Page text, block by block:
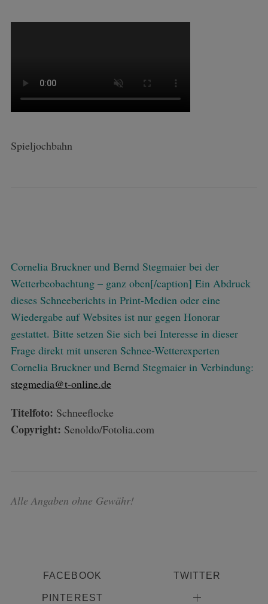
Spieljochbahn
Cornelia Bruckner und Bernd Stegmaier bei der
Wetterbeobachtung – ganz oben[/caption] Ein Abdruck
dieses Schneeberichts in Print-Medien oder eine
Wiedergabe auf Websites ist nur gegen Honorar
gestattet. Bitte setzen Sie sich bei Interesse in dieser
Frage direkt mit unseren Schnee-Wetterexperten
Cornelia Bruckner und Bernd Stegmaier in Verbindung:
stegmedia@t-online.de
Titelfoto: Schneeflocke
Copyright: Senoldo/Fotolia.com
Alle Angaben ohne Gewähr!
FACEBOOK TWITTER
PINTEREST